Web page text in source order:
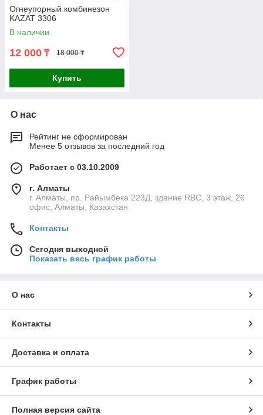
Огнеупорный комбинезон
KAZAT 3306
В наличии
12 000 ₸ 18 000 ₸
Купить
О нас
Рейтинг не сформирован
Менее 5 отзывов за последний год
Работает с 03.10.2009
г. Алматы
г. Алматы, пр. Райымбека 223Д, здание RBC, 3 этаж, 26
офис, Алматы, Казахстан
Контакты
Сегодня выходной
Показать весь график работы
О нас
Контакты
Доставка и оплата
График работы
Полная версия сайта